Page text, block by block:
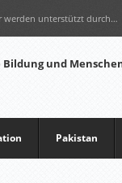
werden unterstützt durch…
Pakistan